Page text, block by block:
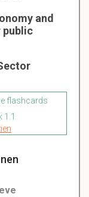
and
public
flashcards